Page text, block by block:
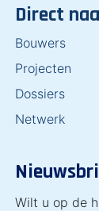
Direct
Bouwers
Projecten
Dossiers
Netwerk
Wilt u op de